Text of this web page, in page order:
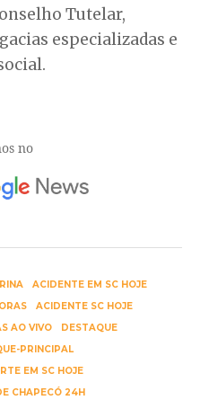
Tutelar,
especializadas e
no
ACIDENTE EM SC HOJE
ACIDENTE SC HOJE
AO VIVO
DESTAQUE
PRINCIPAL
EM SC HOJE
CHAPECÓ 24H